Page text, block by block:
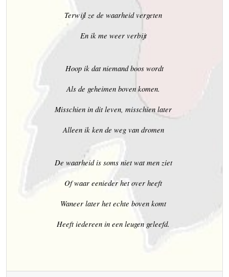
Terwijl ze de waarheid vergeten
En ik me weer verbijt
Hoop ik dat niemand boos wordt
Als de geheimen boven komen.
Misschien in dit leven, misschien later
Alleen ik ken de weg van dromen
De waarheid is soms niet wat men ziet
Of waar eenieder het over heeft
Waneer later het echte boven komt
Heeft iedereen in een leugen geleefd.